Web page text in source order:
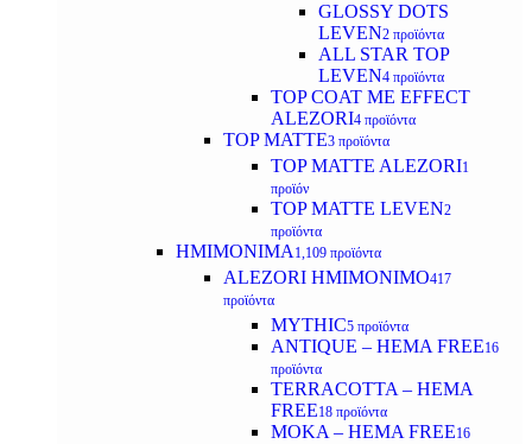
GLOSSY DOTS
LEVEN2 προϊόντα
ALL STAR TOP
LEVEN4 προϊόντα
TOP COAT ME EFFECT
ALEZORI4 προϊόντα
TOP MATTE3 προϊόντα
TOP MATTE ALEZORI1
προϊόν
TOP MATTE LEVEN2
προϊόντα
ΗΜΙΜΟΝΙΜΑ 1,109 προϊόντα
ALEZORI ΗΜΙΜΟΝΙΜΟ417
προϊόντα
MYTHIC5 προϊόντα
ANTIQUE – HEMA FREE16
προϊόντα
TERRACOTTA – HEMA
FREE18 προϊόντα
MOKA – HEMA FREE16